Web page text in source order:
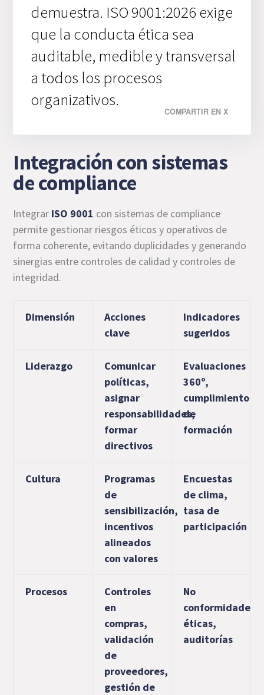
demuestra. ISO 9001:2026 exige
que la conducta ética sea
auditable, medible y transversal
a todos los procesos
organizativos.
COMPARTIR EN X
Integración con sistemas
de compliance
Integrar ISO 9001 con sistemas de compliance
permite gestionar riesgos éticos y operativos de
forma coherente, evitando duplicidades y generando
sinergias entre controles de calidad y controles de
integridad.
Dimensión
Acciones
clave
Indicadores
sugeridos
Liderazgo
Comunicar
políticas,
asignar
responsabilidades,
formar
directivos
Evaluaciones
360º,
cumplimiento
de
formación
Cultura
Programas
de
sensibilización,
incentivos
alineados
con valores
Encuestas
de clima,
tasa de
participación
Procesos
Controles
en
compras,
validación
de
proveedores,
gestión de
No
conformidades
éticas,
auditorías